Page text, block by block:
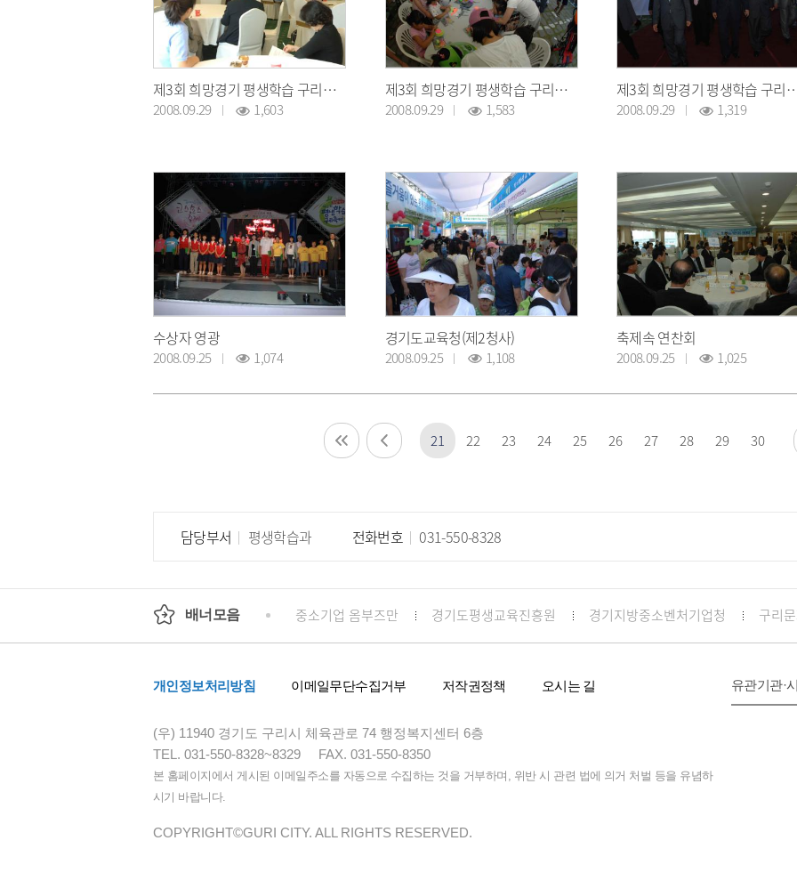
제3회 희망경기 평생학습 구리축제
2008.09.29 1,603
제3회 희망경기 평생학습 구리축제
2008.09.29 1,583
제3회 희망경기 평
2008.09.29 1,319
수상자 영광
2008.09.25 1,074
경기도교육청(제2청사)
2008.09.25 1,108
축제속 연찬회
2008.09.25 1,025
21 22 23 24 25 26 27 28 29 30
담당부서 평생학습과 전화번호 031-550-8328
배너모음
경기도청 행정안전부 중소기업 옴부즈만 경기도평생교육진흥원 경기지방중소벤처기업청 구리
개인정보처리방침 이메일무단수집거부 저작권정책 오시는 길
(우) 11940 경기도 구리시 체육관로 74 행정복지센터 6층
TEL. 031-550-8328~8329
FAX. 031-550-8350
본 홈페이지에서 게시된 이메일주소를 자동으로 수집하는 것을 거부하며, 위반 시 관련 법에 의거 처벌 등을 유념하
시기 바랍니다.
COPYRIGHT©GURI CITY. ALL RIGHTS RESERVED.
유관기관·